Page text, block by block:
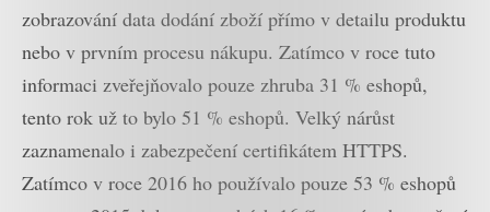
zobrazování data dodání zboží přímo v detailu produktu
nebo v prvním procesu nákupu. Zatímco v roce tuto
informaci zveřejňovalo pouze zhruba 31 % eshopů,
tento rok už to bylo 51 % eshopů. Velký nárůst
zaznamenalo i zabezpečení certifikátem HTTPS.
Zatímco v roce 2016 ho používalo pouze 53 % eshopů